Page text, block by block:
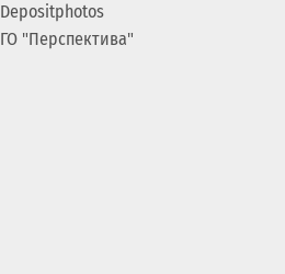
Depositphotos
ГО "Перспектива"